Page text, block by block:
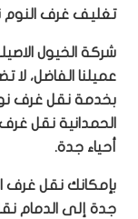
تغليف غرف النوم
شركة الخيول
عميلنا الفاضل، لا
بخدمة نقل غرف
الحمدانية نقل
أحياء جدة.
بإمكانك نقل غرف
جدة إلى الدمام